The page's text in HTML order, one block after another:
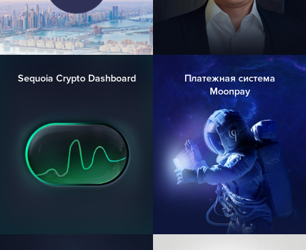
Sequoia Crypto Dashboard
Платежная система
Moonpay